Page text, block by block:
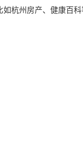
杭州房产、健康百科